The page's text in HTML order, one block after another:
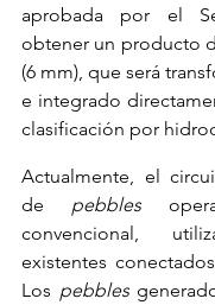
aprobada por el
obtener un producto
(6 mm), que será
e integrado
clasificación por
Actualmente, el
de pebbles
convencional,
existentes
Los pebbles